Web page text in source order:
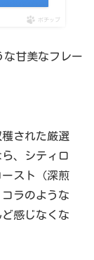
ポチップ
な甘美なフレー
された厳選
、シティロ
スト（深煎
ラのような
感じなくな